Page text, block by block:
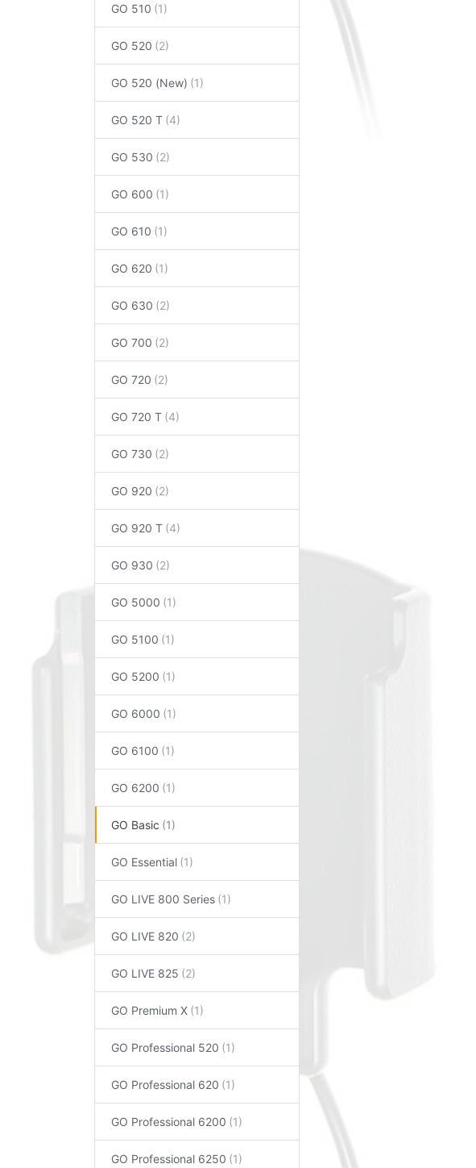
GO 510
GO 520
GO 520 (New)
GO 520 T
GO 530
GO 600
GO 610
GO 620
GO 630
GO 700
GO 720
GO 720 T
GO 730
GO 920
GO 920 T
GO 930
GO 5000
GO 5100
GO 5200
GO 6000
GO 6100
GO 6200
GO Basic
GO Essential
GO LIVE 800 Series
GO LIVE 820
GO LIVE 825
GO Premium X
GO Professional 520
GO Professional 620
GO Professional 6200
GO Professional 6250